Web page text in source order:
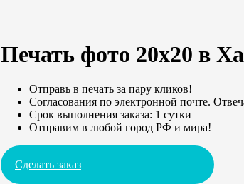
Печать фото 20х20 в
Отправь в печать за пару кликов!
Согласования по электронной почте.
Срок выполнения заказа: 1 сутки
Отправим в любой город РФ и мира!
Сделать заказ